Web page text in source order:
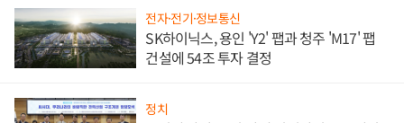
전자·전기·정보통신
SK하이닉스, 용인 'Y2' 팹과 청주 'M17' 팹
건설에 54조 투자 결정
정치